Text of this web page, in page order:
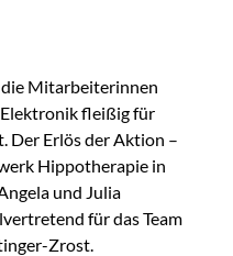
die Mitarbeiterinnen
fleißig für
Der Erlös der Aktion –
Hippotherapie in
und Julia
für das Team
Zrost.